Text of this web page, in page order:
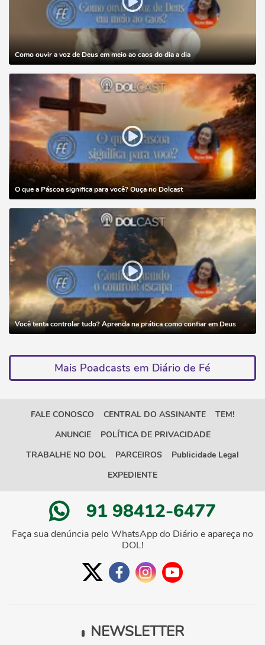
Como ouvir a voz de Deus em meio ao caos do dia a dia
O que a Páscoa significa para você? Ouça no Dolcast
Você tenta controlar tudo? Aprenda na prática como confiar em Deus
Mais Poadcasts em Diário de Fé
FALE CONOSCO CENTRAL DO ASSINANTE
TEM!
ANUNCIE
POLÍTICA DE PRIVACIDADE
TRABALHE NO DOL
PARCEIROS
Publicidade Legal
EXPEDIENTE
91 98412-6477
Faça sua denúncia pelo WhatsApp do Diário e apareça no
DOL!
NEWSLETTER